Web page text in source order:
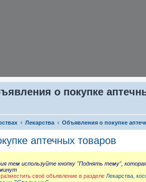
о покупке
Лекарства Объявления о покупке
аптечных товаров
тем используйте кнопку "Поднять тему",
своё объявление в разделе Лекарства,